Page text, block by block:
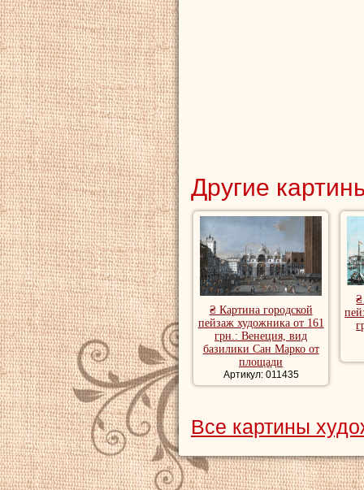
Другие
₴ Картина городской
пейзаж художника от 161
грн.: Венеция, вид
базилики Сан Марко от
площади
Артикул: 011435
₴
Все картины